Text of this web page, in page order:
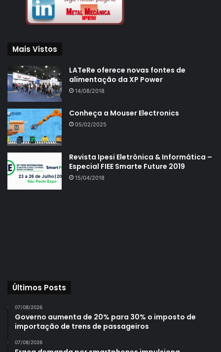
Mais Vistos
LATeRe oferece novas fontes de
alimentação da XP Power
14/08/2018
Conheça a Mouser Electronics
05/02/2025
Revista Ipesi Eletrônica & Informática –
Especial FIEE Smarte Future 2019
15/04/2018
Últimos Posts
07/08/2026
Governo aumenta de 20% para 30% o imposto de
importação de trens de passageiros
07/08/2026